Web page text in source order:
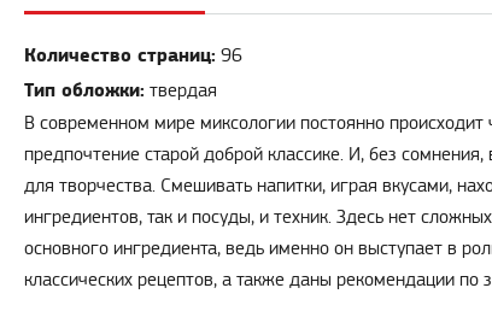
Количество страниц: 96
Тип обложки: твердая
В современном мире миксологии постоянно
предпочтение старой доброй классике. И, без
для творчества. Смешивать напитки, играя вкусами,
ингредиентов, так и посуды, и техник. Здесь нет
основного ингредиента, ведь именно он выступает в
классических рецептов, а также даны рекомендации по